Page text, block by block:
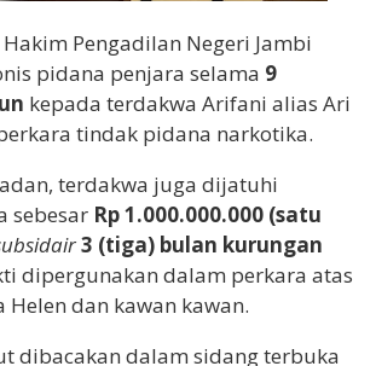
Pengadilan Negeri Jambi
pidana penjara selama 9
kepada terdakwa Arifani alias Ari
tindak pidana narkotika.
terdakwa juga dijatuhi
sebesar Rp 1.000.000.000 (satu
3 (tiga) bulan kurungan
dipergunakan dalam perkara atas
Helen dan kawan kawan.
dibacakan dalam sidang terbuka